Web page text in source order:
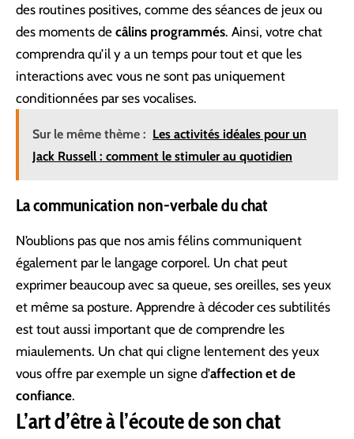
des routines positives, comme des séances de jeux ou
des moments de câlins programmés. Ainsi, votre chat
comprendra qu’il y a un temps pour tout et que les
interactions avec vous ne sont pas uniquement
conditionnées par ses vocalises.
Sur le même thème : Les activités idéales pour un
Jack Russell : comment le stimuler au quotidien
La communication non-verbale du chat
N’oublions pas que nos amis félins communiquent
également par le langage corporel. Un chat peut
exprimer beaucoup avec sa queue, ses oreilles, ses yeux
et même sa posture. Apprendre à décoder ces subtilités
est tout aussi important que de comprendre les
miaulements. Un chat qui cligne lentement des yeux
vous offre par exemple un signe d’affection et de
confiance.
L’art d’être à l’écoute de son chat